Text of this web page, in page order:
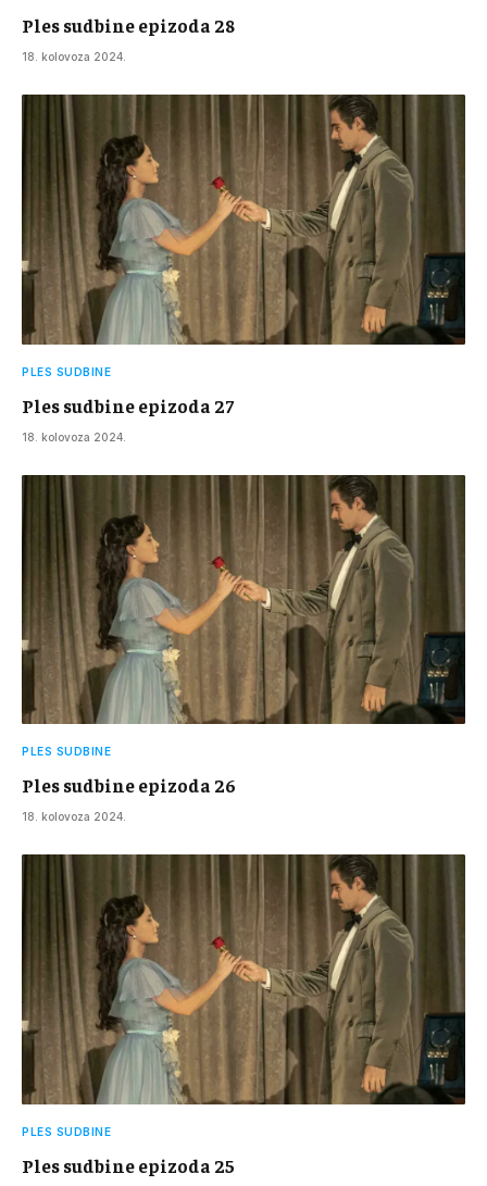
Ples sudbine epizoda 28
18. kolovoza 2024.
PLES SUDBINE
Ples sudbine epizoda 27
18. kolovoza 2024.
PLES SUDBINE
Ples sudbine epizoda 26
18. kolovoza 2024.
PLES SUDBINE
Ples sudbine epizoda 25